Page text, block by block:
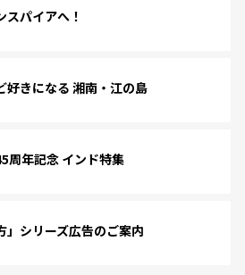
スパイアへ！
好きになる 湘南・江の島
周年記念 インド特集
」シリーズ広告のご案内